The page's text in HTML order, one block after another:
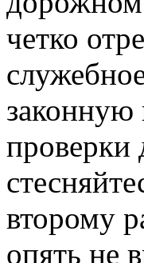
четко
законную
проверки
второму
опять не